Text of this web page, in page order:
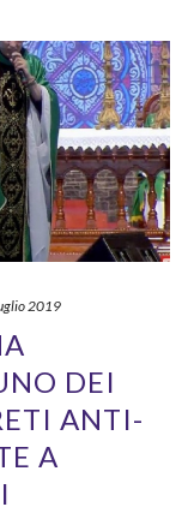
2019
DEI
ANTI-
A